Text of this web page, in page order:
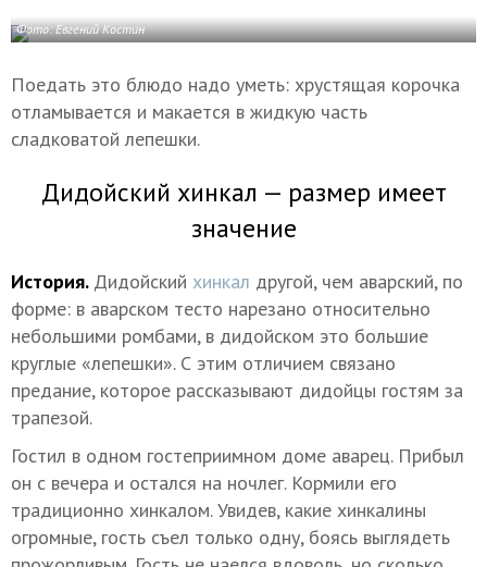
Фото: Евгений Костин
Поедать это блюдо надо уметь: хрустящая корочка
отламывается и макается в жидкую часть
сладковатой лепешки.
Дидойский хинкал — размер имеет
значение
История. Дидойский хинкал другой, чем аварский, по
форме: в аварском тесто нарезано относительно
небольшими ромбами, в дидойском это большие
круглые «лепешки». С этим отличием связано
предание, которое рассказывают дидойцы гостям за
трапезой.
Гостил в одном гостеприимном доме аварец. Прибыл
он с вечера и остался на ночлег. Кормили его
традиционно хинкалом. Увидев, какие хинкалины
огромные, гость съел только одну, боясь выглядеть